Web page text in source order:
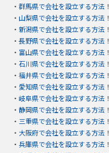
・ 群馬県で会社を設立する方法！
・ 山梨県で会社を設立する方法！
・ 新潟県で会社を設立する方法！
・ 長野県で会社を設立する方法！
・ 富山県で会社を設立する方法！
・ 石川県で会社を設立する方法！
・ 福井県で会社を設立する方法！
・ 愛知県で会社を設立する方法！
・ 岐阜県で会社を設立する方法！
・ 静岡県で会社を設立する方法！
・ 三重県で会社を設立する方法！
・ 大阪府で会社を設立する方法！
・ 兵庫県で会社を設立する方法！